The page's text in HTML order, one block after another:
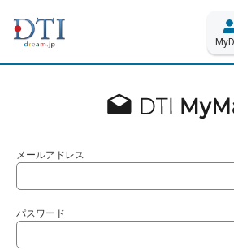
メールアドレス
パスワード